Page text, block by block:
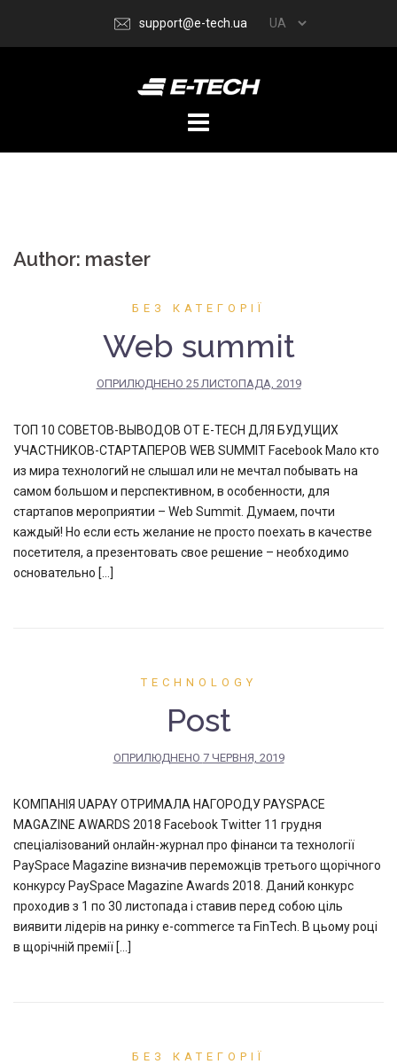
вмісту
support@e-tech.ua
Author: master
БЕЗ КАТЕГОРІЇ
Web summit
ОПРИЛЮДНЕНО 25 ЛИСТОПАДА, 2019
ТОП 10 СОВЕТОВ-ВЫВОДОВ ОТ E-TECH ДЛЯ БУДУЩИХ
УЧАСТНИКОВ-CТАРТАПЕРОВ WEB SUMMIT Facebook Мало кто
из мира технологий не слышал или не мечтал побывать на
самом большом и перспективном, в особенности, для
стартапов мероприятии – Web Summit. Думаем, почти
каждый! Но если есть желание не просто поехать в качестве
посетителя, а презентовать свое решение – необходимо
основательно […]
TECHNOLOGY
Post
ОПРИЛЮДНЕНО 7 ЧЕРВНЯ, 2019
КОМПАНІЯ UAPAY ОТРИМАЛА НАГОРОДУ PAYSPACE
MAGAZINE AWARDS 2018 Facebook Twitter 11 грудня
спеціалізований онлайн-журнал про фінанси та технології
PaySpace Magazine визначив переможців третього щорічного
конкурсу PaySpace Magazine Awards 2018. Даний конкурс
проходив з 1 по 30 листопада і ставив перед собою ціль
виявити лідерів на ринку e-commerce та FinTech. В цьому році
в щорічній премії […]
БЕЗ КАТЕГОРІЇ